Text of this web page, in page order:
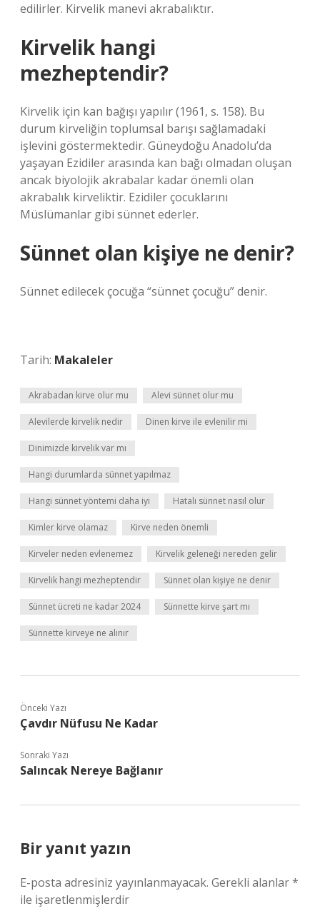
edilirler. Kirvelik manevi akrabalıktır.
Kirvelik hangi
mezheptendir?
Kirvelik için kan bağışı yapılır (1961, s. 158). Bu
durum kirveliğin toplumsal barışı sağlamadaki
işlevini göstermektedir. Güneydoğu Anadolu’da
yaşayan Ezidiler arasında kan bağı olmadan oluşan
ancak biyolojik akrabalar kadar önemli olan
akrabalık kirveliktir. Ezidiler çocuklarını
Müslümanlar gibi sünnet ederler.
Sünnet olan kişiye ne denir?
Sünnet edilecek çocuğa “sünnet çocuğu” denir.
Tarih: Makaleler
Akrabadan kirve olur mu Alevi sünnet olur mu
Alevilerde kirvelik nedir Dinen kirve ile evlenilir mi
Dinimizde kirvelik var mı
Hangi durumlarda sünnet yapılmaz
Hangi sünnet yöntemi daha iyi Hatalı sünnet nasıl olur
Kimler kirve olamaz Kirve neden önemli
Kirveler neden evlenemez Kirvelik geleneği nereden gelir
Kirvelik hangi mezheptendir Sünnet olan kişiye ne denir
Sünnet ücreti ne kadar 2024 Sünnette kirve şart mı
Sünnette kirveye ne alınır
Önceki Yazı
Çavdır Nüfusu Ne Kadar
Sonraki Yazı
Salıncak Nereye Bağlanır
Bir yanıt yazın
E-posta adresiniz yayınlanmayacak. Gerekli alanlar*
ile işaretlenmişlerdir